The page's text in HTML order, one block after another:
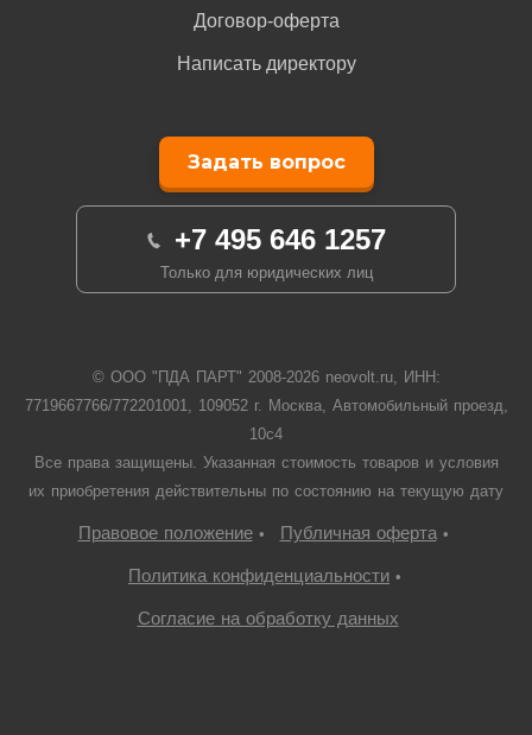
Договор-оферта
Написать директору
Задать вопрос
+7 495 646 1257
Только для юридических лиц
© ООО "ПДА ПАРТ" 2008-2026neovolt.ru, ИНН:
7719667766/772201001, 109052 г. Москва, Автомобильный проезд,
10с4
Все права защищены. Указанная стоимость товаров и условия
их приобретения действительны по состоянию на текущую дату
Правовое положение• Публичная оферта•
Политика конфиденциальности •
Согласие на обработку данных